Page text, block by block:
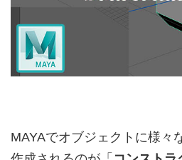
MAYAでオブジェクトに様々